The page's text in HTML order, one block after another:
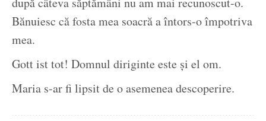
Bănuiesc că fosta mea soacră a întors-o împotriva
mea.
Gott ist tot! Domnul diriginte este și el om.
Maria s-ar fi lipsit de o asemenea descoperire.